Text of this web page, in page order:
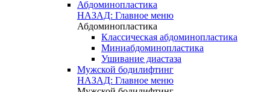
Абдоминопластика
НАЗАД: Главное меню
Абдоминопластика
Классическая абдоминопластика
Миниабдоминопластика
Ушивание диастаза
Мужской бодилифтинг
НАЗАД: Главное меню